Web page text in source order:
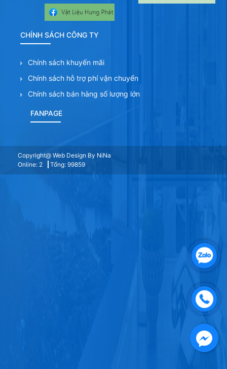
CHÍNH SÁCH CÔNG TY
Chính sách khuyến mãi
Chính sách hỗ trợ phí vận chuyển
Chính sách bán hàng số lượng lớn
FANPAGE
Copyright@ Web Design By NiNa
Online: 2
Tổng: 99859